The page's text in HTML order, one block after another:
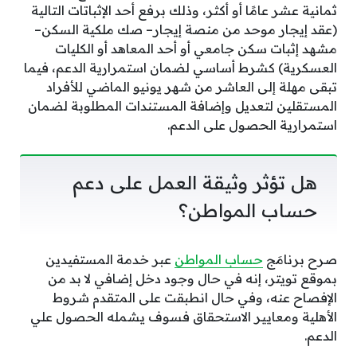
ثمانية عشر عامًا أو أكثر، وذلك برفع أحد الإثباتات التالية
(عقد إيجار موحد من منصة إيجار– صك ملكية السكن–
مشهد إثبات سكن جامعي أو أحد المعاهد أو الكليات
العسكرية) كشرط أساسي لضمان استمرارية الدعم، فيما
تبقى مهلة إلى العاشر من شهر يونيو الماضي للأفراد
المستقلين لتعديل وإضافة المستندات المطلوبة لضمان
استمرارية الحصول على الدعم.
هل تؤثر وثيقة العمل على دعم
حساب المواطن؟
صرح برنامَج حساب المواطن عبر خدمة المستفيدين
بموقع تويتر، إنه في حال وجود دخل إضافي لا بد من
الإفصاح عنه، وفي حال انطبقت على المتقدم شروط
الأهلية ومعايير الاستحقاق فسوف يشمله الحصول علي
الدعم.